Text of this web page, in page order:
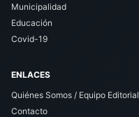
Municipalidad
Educación
Covid-19
ENLACES
Quiénes Somos / Equipo Editorial
Contacto